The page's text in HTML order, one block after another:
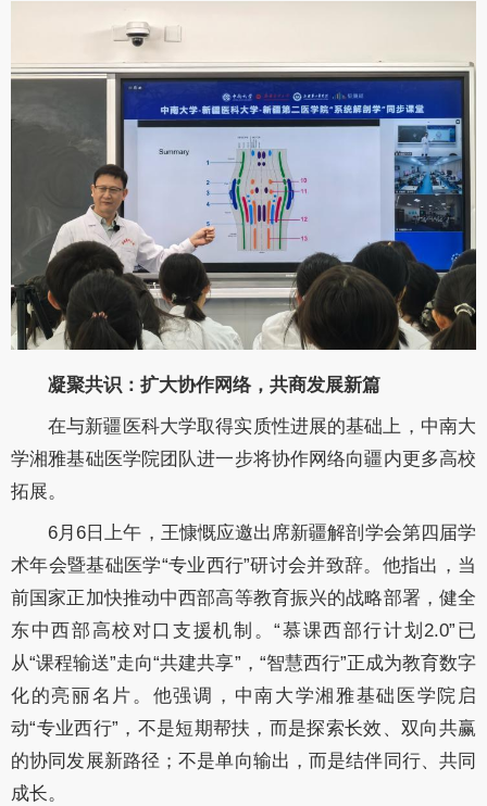
凝聚共识：扩大协作网络，共商发展新篇
在与新疆医科大学取得实质性进展的基础上，中南大
学湘雅基础医学院团队进一步将协作网络向疆内更多高校
拓展。
6月6日上午，王慷慨应邀出席新疆解剖学会第四届学
术年会暨基础医学“专业西行”研讨会并致辞。他指出，当
前国家正加快推动中西部高等教育振兴的战略部署，健全
东中西部高校对口支援机制。“慕课西部行计划2.0”已
从“课程输送”走向“共建共享”，“智慧西行”正成为教育数字
化的亮丽名片。他强调，中南大学湘雅基础医学院启
动“专业西行”，不是短期帮扶，而是探索长效、双向共赢
的协同发展新路径；不是单向输出，而是结伴同行、共同
成长。